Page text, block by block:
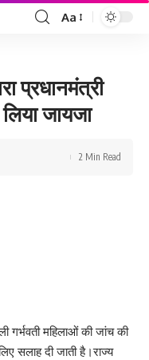
Font
Aa
प्रधानमंत्री
जायजा
2 Min Read
गर्भवती महिलाओं की जांच की
सलाह दी जाती है।राज्य